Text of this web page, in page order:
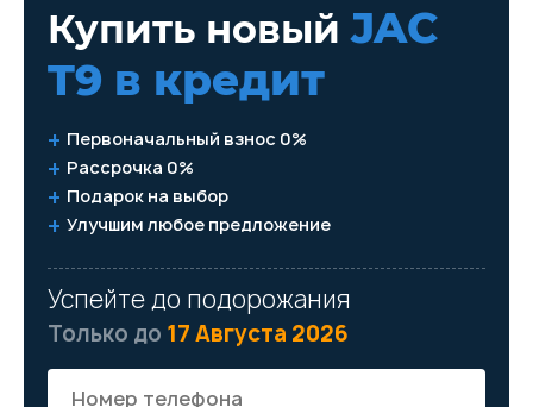
Купить новыйJAC
T9 в кредит
Первоначальный взнос 0%
Рассрочка 0%
Подарок на выбор
Улучшим любое предложение
Успейте до подорожания
Только до 17 Августа 2026